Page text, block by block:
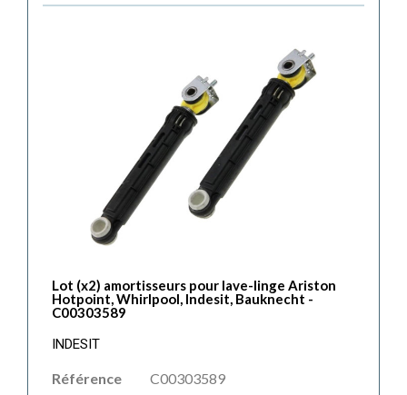
Lot (x2) amortisseurs pour lave-linge Ariston
Hotpoint, Whirlpool, Indesit, Bauknecht -
C00303589
INDESIT
Référence C00303589